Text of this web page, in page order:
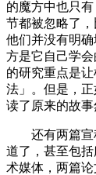
的魔方中也只
节都被忽略了
他们并没有明
方是它自己学
的研究重点是
法」。但是，
读了原来的故事
还有两篇宣称
道了，甚至包
术媒体，两篇